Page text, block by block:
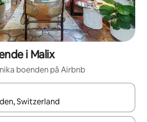
i Malix
boenden på Airbnb
tillgängliga kan du navigera med upp- och